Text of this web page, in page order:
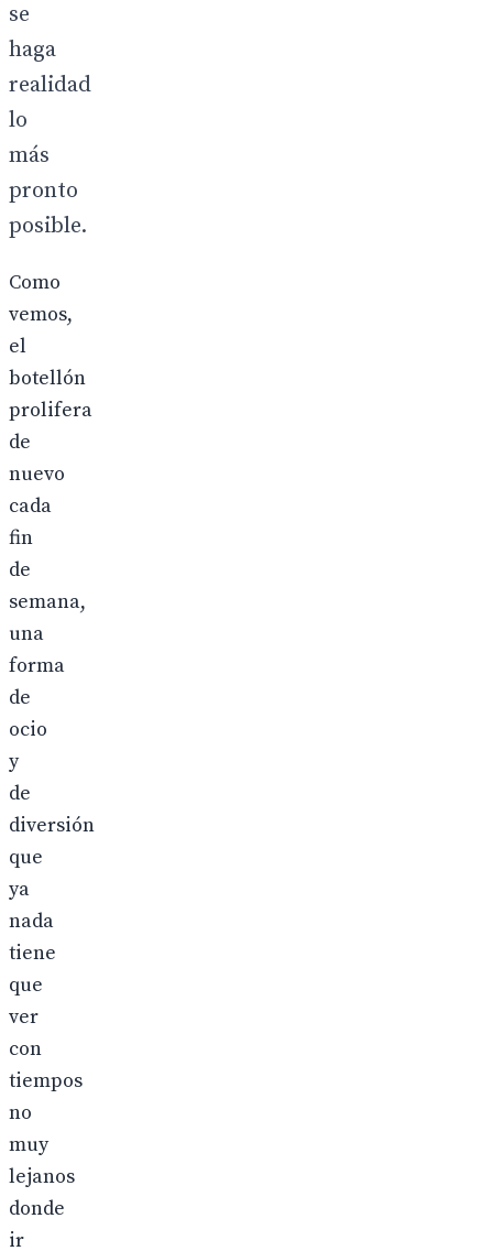
se
haga
realidad
lo
más
pronto
posible.
Como
vemos,
el
botellón
prolifera
de
nuevo
cada
fin
de
semana,
una
forma
de
ocio
y
de
diversión
que
ya
nada
tiene
que
ver
con
tiempos
no
muy
lejanos
donde
ir